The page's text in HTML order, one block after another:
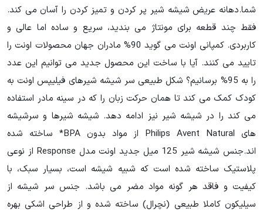
شما.دهانه عریض شیشه شیر پر کردن و تمیز کردن را آسان می کند.
فقط چند قطعه برای مونتاژ می بندید، سریع و ساده اما عالی و
کاربردی. کمپانی اونت می گوید 90% مادران جهان محصولات اونت را
تایید می کنند. آیا با ساخت این محصول جدید می توانیم این عدد
را به 95% برسانیم؟ شکل طبیعی سر شیشه شیرهای فیلیپس اونت به
کودک کمک می کند تا همان حرکت زبان را که در سینه مادر استفاده
می کند را در شیشه شیر نیز ادامه دهد. شیشه شیرها و سرشیشه
های Philips Avent Natural از مواد بدون BPA* ساخته شده
اند.جنس شیشه شیر 125 میل جدید اونت مدل Response از نوعی
پلاستیک ساخته شده است که شبیه شیشه است، بسیار سبک، با
کیفیت و فاقد هر گونه مواد مضر می باشد. جنس سر شیشه از
سیلیکون کاملا طبیعی (نچرال) ساخته شده و از طراحی اشکی بهره